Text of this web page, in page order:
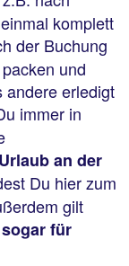
komplett
der Buchung
und
andere erledigt
immer in
Urlaub an der
Du hier zum
gilt
für